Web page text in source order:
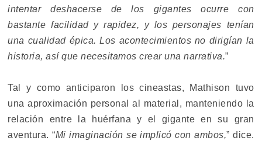
intentar deshacerse de los gigantes ocurre con
bastante facilidad y rapidez, y los personajes tenían
una cualidad épica. Los acontecimientos no dirigían la
historia, así que necesitamos crear una narrativa.”
Tal y como anticiparon los cineastas, Mathison tuvo
una aproximación personal al material, manteniendo la
relación entre la huérfana y el gigante en su gran
aventura. “Mi imaginación se implicó con ambos,” dice.